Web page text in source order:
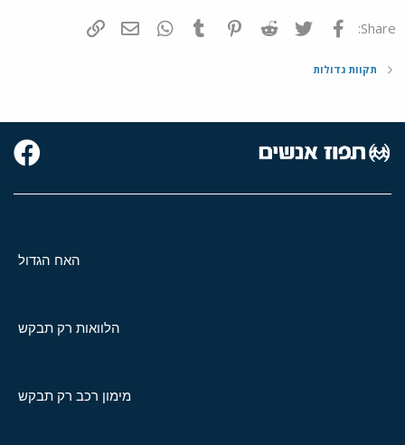
Share: פייסבוק Twitter
Reddit
Pinterest
Tumblr
WhatsAppדואר אלקטרוני
תקוות גדולות
האח הגדול
הלוואות רק תבקש
מימון רכב רק תבקש